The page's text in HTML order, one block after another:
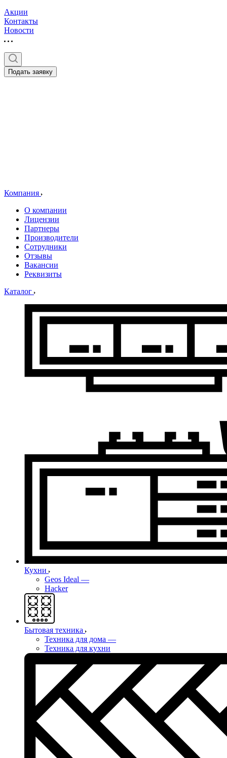
Акции
Контакты
Новости
Подать заявку
Компания
О компании
Лицензии
Партнеры
Производители
Сотрудники
Отзывы
Вакансии
Реквизиты
Каталог
Кухни
Geos Ideal —
Hacker
Бытовая техника
Техника для дома —
Техника для кухни